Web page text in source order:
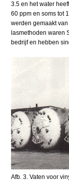
3.5 en het water
60 ppm en soms tot
werden gemaakt
lasmethoden waren
bedrijf en hebben
Afb. 3. Vaten voor